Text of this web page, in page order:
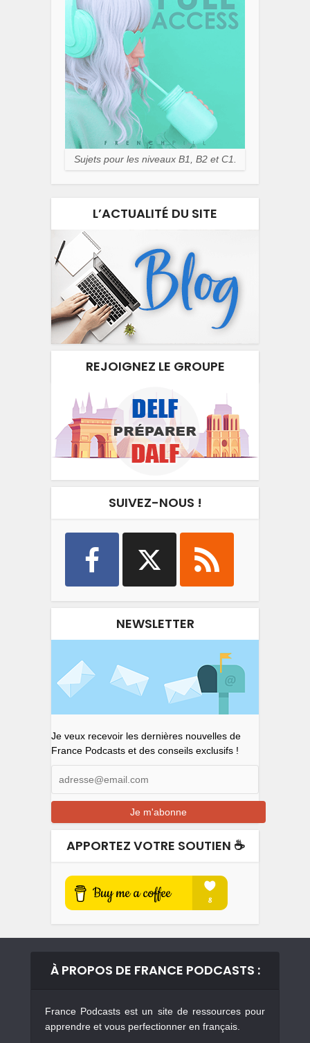
Sujets pour les niveaux B1, B2 et C1.
L’ACTUALITÉ DU SITE
REJOIGNEZ LE GROUPE
SUIVEZ-NOUS !
NEWSLETTER
Je veux recevoir les dernières nouvelles de
France Podcasts et des conseils exclusifs !
APPORTEZ VOTRE SOUTIEN ☕️
À PROPOS DE FRANCE PODCASTS :
France Podcasts est un site de ressources pour
apprendre et vous perfectionner en français.